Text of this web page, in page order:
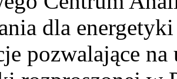
dla
pozwalające